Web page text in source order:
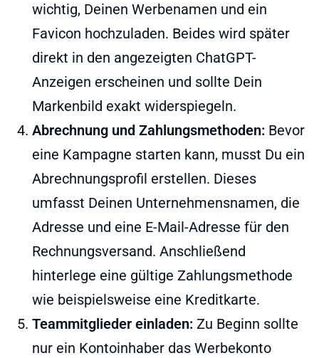
wichtig, Deinen Werbenamen und ein
Favicon hochzuladen. Beides wird später
direkt in den angezeigten ChatGPT-
Anzeigen erscheinen und sollte Dein
Markenbild exakt widerspiegeln.
Abrechnung und Zahlungsmethoden: Bevor
eine Kampagne starten kann, musst Du ein
Abrechnungsprofil erstellen. Dieses
umfasst Deinen Unternehmensnamen, die
Adresse und eine E-Mail-Adresse für den
Rechnungsversand. Anschließend
hinterlege eine gültige Zahlungsmethode
wie beispielsweise eine Kreditkarte.
Teammitglieder einladen: Zu Beginn sollte
nur ein Kontoinhaber das Werbekonto